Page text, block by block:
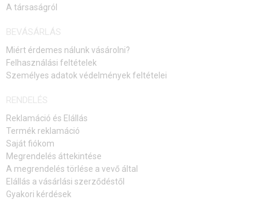
A társaságról
BEVÁSÁRLÁS
Miért érdemes nálunk vásárolni?
Felhasználási feltételek
Személyes adatok védelmények feltételei
RENDELÉS
Reklamáció és Elállás
Termék reklamáció
Saját fiókom
Megrendelés áttekintése
A megrendelés törlése a vevő által
Elállás a vásárlási szerződéstől
Gyakori kérdések